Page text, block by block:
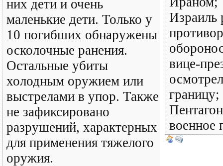
них дети и очень
маленькие дети. Только у
10 погибших обнаружены
осколочные ранения.
Остальные убиты
холодным оружием или
выстрелами в упор. Также
не зафиксировано
разрушений, характерных
для применения тяжелого
оружия.
Израиль
вице-
границу;
военное